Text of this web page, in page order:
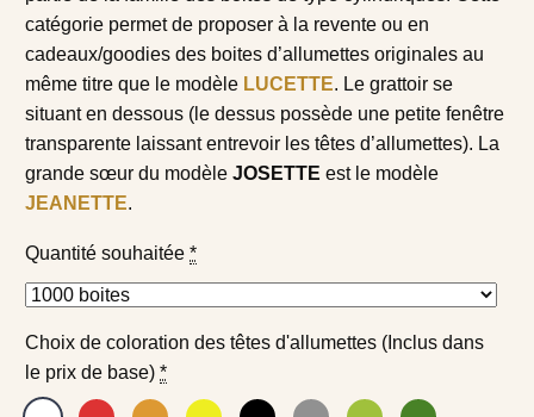
catégorie permet de proposer à la revente ou en
cadeaux/goodies des boites d’allumettes originales au
même titre que le modèle LUCETTE. Le grattoir se
situant en dessous (le dessus possède une petite fenêtre
transparente laissant entrevoir les têtes d’allumettes). La
grande sœur du modèle JOSETTE est le modèle
JEANETTE.
Quantité souhaitée *
Choix de coloration des têtes d'allumettes (Inclus dans
le prix de base) *